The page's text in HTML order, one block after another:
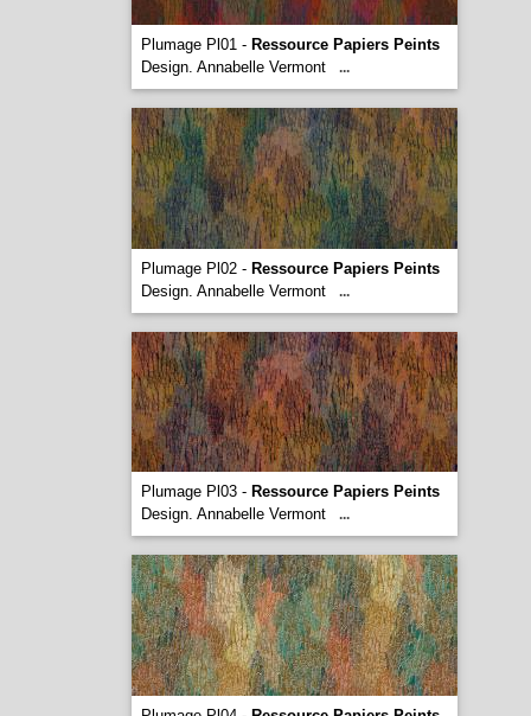
Plumage Pl01 - Ressource Papiers Peints
Design. Annabelle Vermont
...
Plumage Pl02 - Ressource Papiers Peints
Design. Annabelle Vermont
...
Plumage Pl03 - Ressource Papiers Peints
Design. Annabelle Vermont
...